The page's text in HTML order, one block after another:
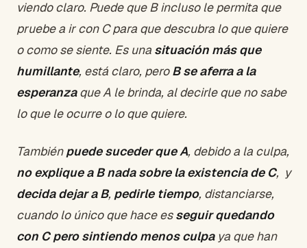
viendo claro. Puede que B incluso le permita que
pruebe a ir con C para que descubra lo que quiere
o como se siente. Es una situación más que
humillante, está claro, peroB se aferra a la
esperanzaque A le brinda, al decirle que no sabe
lo que le ocurre o lo que quiere.
Tambiénpuede suceder que A, debido a la culpa,
no explique a B nada sobre la existencia de C, y
decida dejar a B, pedirle tiempo, distanciarse,
cuando lo único que hace esseguir quedando
con C pero sintiendo menos culpaya que han